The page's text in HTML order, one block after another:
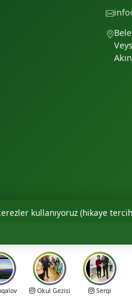
saklıdır.
kullanıyoruz (hikaye
Okul Gezisi Sergi